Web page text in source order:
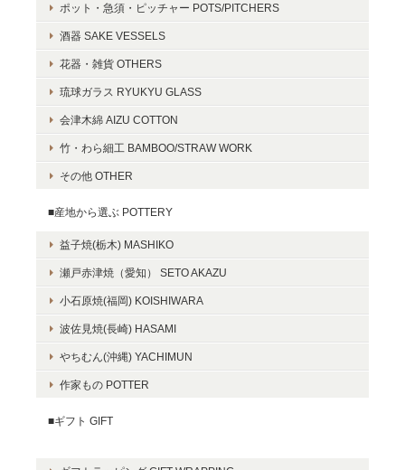
ポット・急須・ピッチャー POTS/PITCHERS
酒器 SAKE VESSELS
花器・雑貨 OTHERS
琉球ガラス RYUKYU GLASS
会津木綿 AIZU COTTON
竹・わら細工 BAMBOO/STRAW WORK
その他 OTHER
■産地から選ぶ POTTERY
益子焼(栃木) MASHIKO
瀬戸赤津焼（愛知） SETO AKAZU
小石原焼(福岡) KOISHIWARA
波佐見焼(長崎) HASAMI
やちむん(沖縄) YACHIMUN
作家もの POTTER
■ギフト GIFT